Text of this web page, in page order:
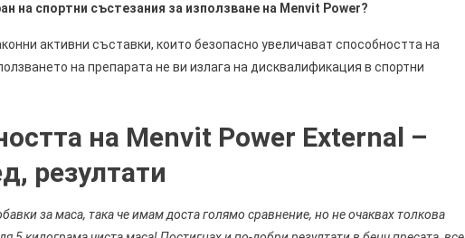
на спортни състезания за използване на Menvit Power?
активни съставки, които безопасно увеличават способността на
на препарата не ви излага на дисквалификация в спортни
на Menvit Power External –
резултати
за маса, така че имам доста голямо сравнение, но не очаквах толкова